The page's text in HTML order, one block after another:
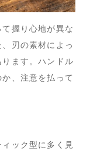
握り心地が異な
刃の素材によっ
ます。ハンドル
、注意を払って
ック型に多く見